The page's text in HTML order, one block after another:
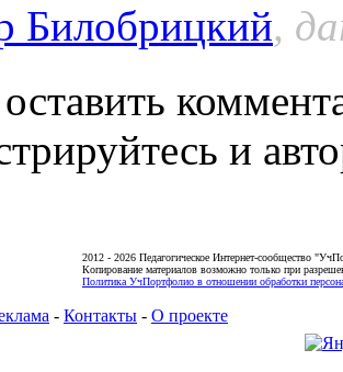
Билобрицкий,
и
2012 - 2026 Педагогическое Интернет-сообщество
Копирование материалов возможно только при
Политика УчПортфолио в отношении обработки
- Контакты - О проекте